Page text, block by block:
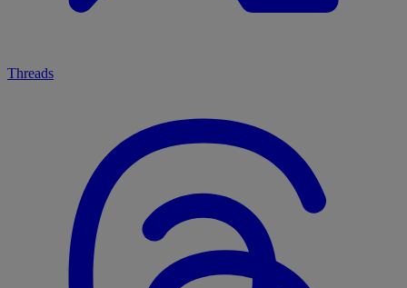
Threads